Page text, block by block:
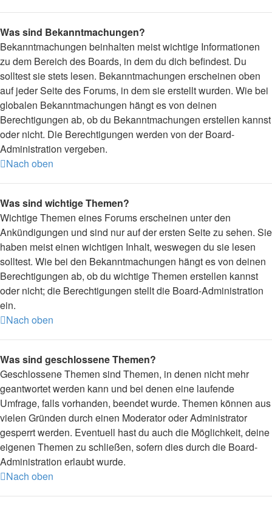
Was sind Bekanntmachungen?
Bekanntmachungen beinhalten meist wichtige Informationen
zu dem Bereich des Boards, in dem du dich befindest. Du
solltest sie stets lesen. Bekanntmachungen erscheinen oben
auf jeder Seite des Forums, in dem sie erstellt wurden. Wie bei
globalen Bekanntmachungen hängt es von deinen
Berechtigungen ab, ob du Bekanntmachungen erstellen kannst
oder nicht. Die Berechtigungen werden von der Board-
Administration vergeben.
Nach oben
Was sind wichtige Themen?
Wichtige Themen eines Forums erscheinen unter den
Ankündigungen und sind nur auf der ersten Seite zu sehen. Sie
haben meist einen wichtigen Inhalt, weswegen du sie lesen
solltest. Wie bei den Bekanntmachungen hängt es von deinen
Berechtigungen ab, ob du wichtige Themen erstellen kannst
oder nicht; die Berechtigungen stellt die Board-Administration
ein.
Nach oben
Was sind geschlossene Themen?
Geschlossene Themen sind Themen, in denen nicht mehr
geantwortet werden kann und bei denen eine laufende
Umfrage, falls vorhanden, beendet wurde. Themen können aus
vielen Gründen durch einen Moderator oder Administrator
gesperrt werden. Eventuell hast du auch die Möglichkeit, deine
eigenen Themen zu schließen, sofern dies durch die Board-
Administration erlaubt wurde.
Nach oben